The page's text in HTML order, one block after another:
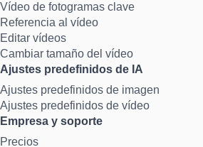
Vídeo de fotogramas clave
Referencia al vídeo
Editar vídeos
Cambiar tamaño del vídeo
Ajustes predefinidos de IA
Ajustes predefinidos de imagen
Ajustes predefinidos de vídeo
Empresa y soporte
Precios